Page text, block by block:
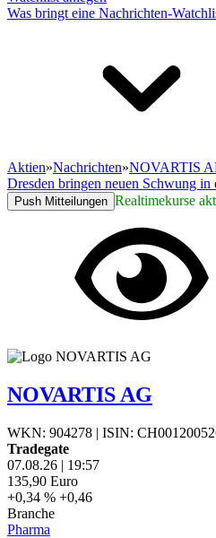
Was bringt eine Nachrichten-
Aktien»Nachrichten»NOVARTIS
Dresden bringen neuen Schwung in
Push Mitteilungen Realtimekurse
NOVARTIS AG
WKN: 904278 | ISIN:
Tradegate
07.08.26 | 19:57
135,90 Euro
+0,34 % +0,46
Branche
Pharma